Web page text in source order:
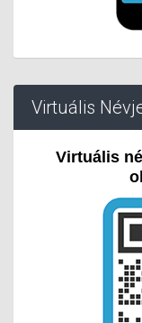
Virtuális
Virtuális